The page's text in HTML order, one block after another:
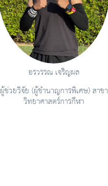
อรวรรณ เจริญผล
ผู้ช่วยวิจัย (ผู้ชำนาญการพิเศษ) สาขา
วิทยาศาสตร์การกีฬา